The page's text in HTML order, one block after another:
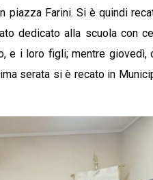
piazza Farini. Si è quindi
dedicato alla scuola con
e i loro figli; mentre giovedì,
serata si è recato in